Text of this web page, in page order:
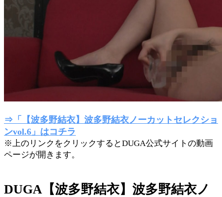
⇒「【波多野結衣】波多野結衣ノーカットセレクショ
ンvol.6」はコチラ
※上のリンクをクリックするとDUGA公式サイトの動画
ページが開きます。
DUGA【波多野結衣】波多野結衣ノ